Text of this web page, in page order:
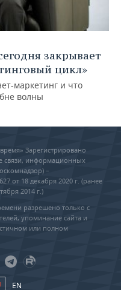
закрывает
цикл»
маркетинг и что
волны
Зарегистрировано
связи, информационных
–
от 18 декабря 2020 г. (ранее
2014 г.)
разрешено только с
упоминание сайта и
или полном
EN